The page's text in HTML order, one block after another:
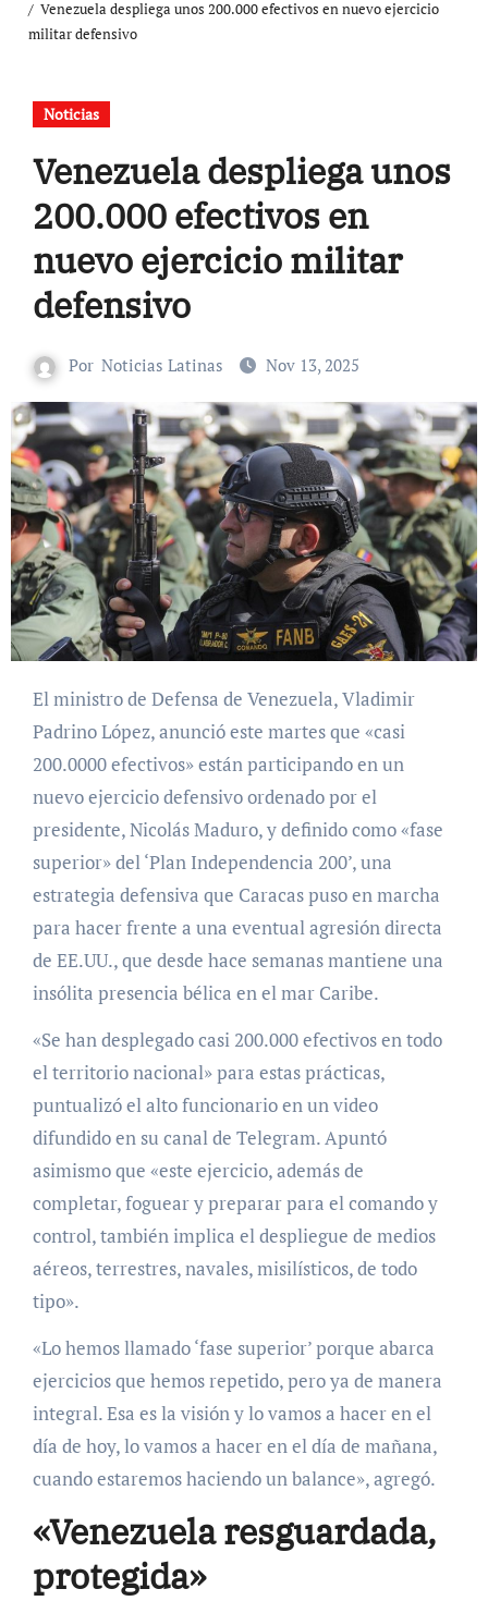
Venezuela despliega unos 200.000 efectivos en nuevo ejercicio
militar defensivo
Noticias
Venezuela despliega unos
200.000 efectivos en
nuevo ejercicio militar
defensivo
Por Noticias Latinas Nov 13, 2025
El ministro de Defensa de Venezuela, Vladimir
Padrino López, anunció este martes que «casi
200.0000 efectivos» están participando en un
nuevo ejercicio defensivo ordenado por el
presidente, Nicolás Maduro, y definido como «fase
superior» del ‘Plan Independencia 200’, una
estrategia defensiva que Caracas puso en marcha
para hacer frente a una eventual agresión directa
de EE.UU., que desde hace semanas mantiene una
insólita presencia bélica en el mar Caribe.
«Se han desplegado casi 200.000 efectivos en todo
el territorio nacional» para estas prácticas,
puntualizó el alto funcionario en un video
difundido en su canal de Telegram. Apuntó
asimismo que «este ejercicio, además de
completar, foguear y preparar para el comando y
control, también implica el despliegue de medios
aéreos, terrestres, navales, misilísticos, de todo
tipo».
«Lo hemos llamado ‘fase superior’ porque abarca
ejercicios que hemos repetido, pero ya de manera
integral. Esa es la visión y lo vamos a hacer en el
día de hoy, lo vamos a hacer en el día de mañana,
cuando estaremos haciendo un balance», agregó.
«Venezuela resguardada,
protegida»